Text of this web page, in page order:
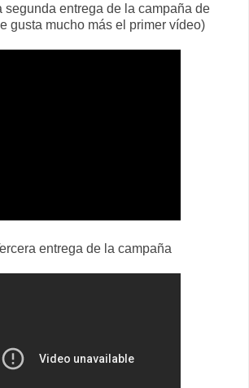
segunda entrega de la campaña de
gusta mucho más el primer vídeo)
entrega de la campaña